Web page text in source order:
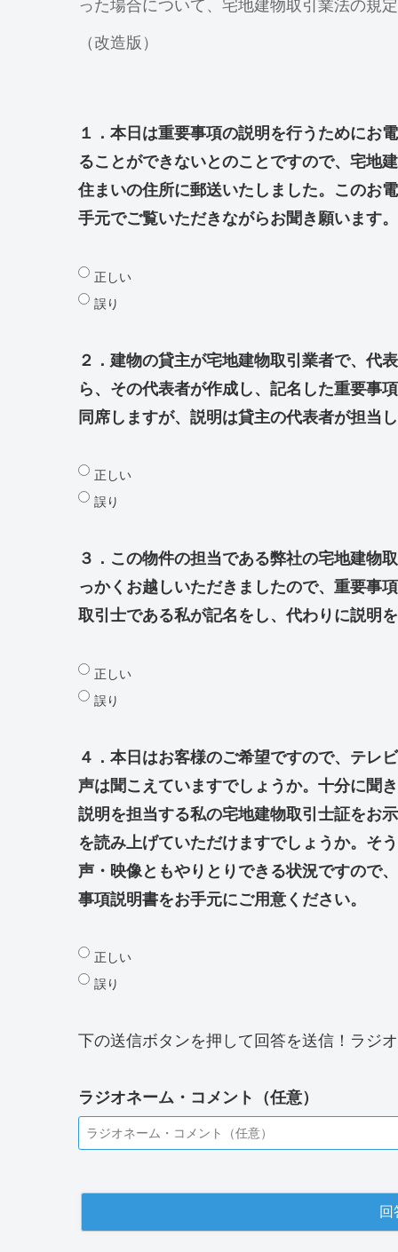
った場合について、宅地建物取引業法の規
（改造版）
１．本日は重要事項の説明を行うためにお
ることができないとのことですので、宅地
住まいの住所に郵送いたしました。このお
手元でご覧いただきながらお聞き願います。
正しい
誤り
２．建物の貸主が宅地建物取引業者で、代
ら、その代表者が作成し、記名した重要事
同席しますが、説明は貸主の代表者が担当
正しい
誤り
３．この物件の担当である弊社の宅地建物
っかくお越しいただきましたので、重要事
取引士である私が記名をし、代わりに説明
正しい
誤り
４．本日はお客様のご希望ですので、テレ
声は聞こえていますでしょうか。十分に聞
説明を担当する私の宅地建物取引士証をお
を読み上げていただけますでしょうか。そ
声・映像ともやりとりできる状況ですので
事項説明書をお手元にご用意ください。
正しい
誤り
下の送信ボタンを押して回答を送信！ラジ
ラジオネーム・コメント（任意）